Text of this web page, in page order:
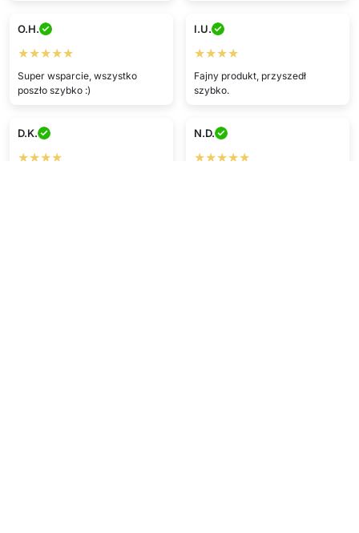
O.H.
★★★★★
Super wsparcie, wszystko
poszło szybko :)
I.U.
★★★★
Fajny produkt, przyszedł
szybko.
D.K.
★★★★
N.D.
★★★★★